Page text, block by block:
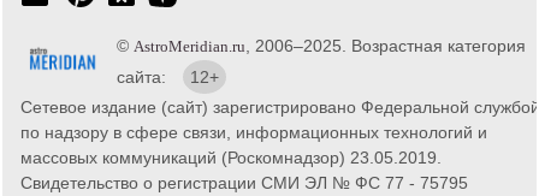
© AstroMeridian.ru , 2006–2025. Возрастная категория
сайта:
12+
Сетевое издание (сайт) зарегистрировано Федеральной службой
по надзору в сфере связи, информационных технологий и
массовых коммуникаций (Роскомнадзор) 23.05.2019.
Свидетельство о регистрации СМИ ЭЛ № ФС 77 - 75795